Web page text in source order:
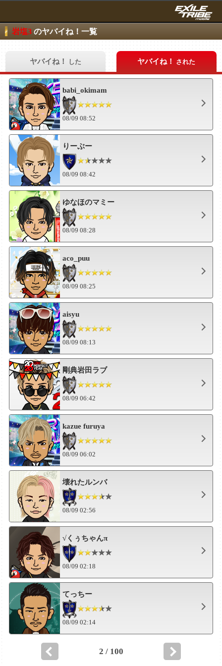
岩塩3 のヤバイね！一覧
ヤバイね！ した ヤバイね！ された
babi_okimam
08/09 08:52
りーぶー
08/09 08:42
ゆなほのマミー
08/09 08:28
aco_puu
08/09 08:25
aisyu
08/09 08:13
剛典岩田ラブ
08/09 06:42
kazue furuya
08/09 06:02
壊れたルンバ
08/09 02:56
√くぅちゃんπ
08/09 02:18
てっちー
08/09 02:14
2 / 100